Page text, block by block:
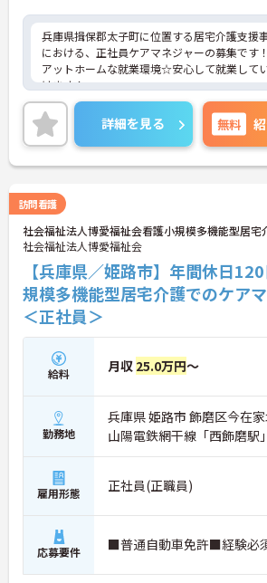
・勤務時間内での外部研修受講徹底や資格取
かる費用の法人負担など、専門知識を深める
手厚いです。
・規模の大きなグループならではの充実した研
制と若手の管理者登用実績があるため、将来的
ャリアパスも豊富です。
【各種手当の支給など大規模グループならで
厚い待遇で、安定した生活基盤を築けます】
られます。
・扶養手当や保育手当、上限4万5000円の通
など、生活をサポートする各種手当が充実し
す。
兵庫県揖保郡太子町に位置する居宅介護支援
における、正社員ケアマネジャーの募集です！
アットホームな就業環境☆安心して就業して
けます！
ご興味ある方には、面接対策ポイントなど、
詳細をお話しいたしますのでお気軽にご相談く
い。
詳細を見る 無料
訪問看護
社会福祉法人博愛福祉会看護小規模多機能型居宅
社会福祉法人博愛福祉会
【兵庫県／姫路市】年間休日
規模多機能型居宅介護でのケア
＜正社員＞
給料 月収 25.0万円～
勤務地
兵庫県 姫路市 飾磨区今在
山陽電鉄網干線「西飾磨駅
雇用形態 正社員(正職員)
応募要件 ■普通自動車免許■経験必